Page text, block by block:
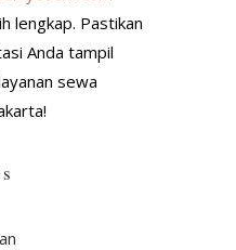
lengkap. Pastikan
Anda tampil
sewa